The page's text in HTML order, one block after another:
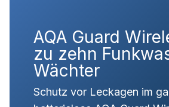
AQA Guard
zu zehn
Wächter
Schutz vor Leckagen im